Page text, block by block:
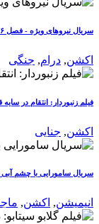
سریال نیروهای ویژه - فصل ۶، قسمت ۱: کمین خونین
اکشن, درام, جنگی
فیلم زنبوردار: انتقام در
اکشن, جنایی
سریال سامورایی با چشم آبی - فصل 1 قسمت 1 -
انیمیشن, اکشن,